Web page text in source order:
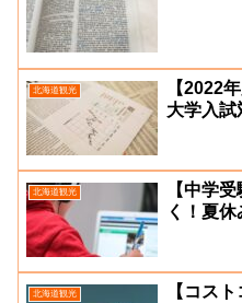
北海道観光
【2022
大学入試
北海道観光
【中学
く！夏
北海道観光
【コス